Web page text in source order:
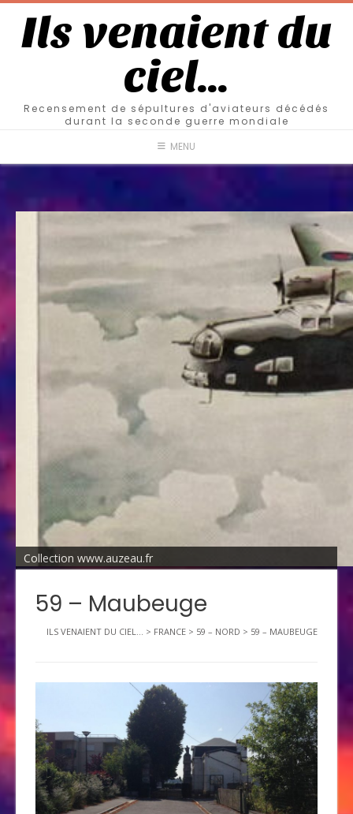
Ils venaient du
ciel…
Recensement de sépultures d'aviateurs décédés
durant la seconde guerre mondiale
MENU
Collection www.auzeau.fr
59 – Maubeuge
ILS VENAIENT DU CIEL... > FRANCE > 59 – NORD > 59 – MAUBEUGE